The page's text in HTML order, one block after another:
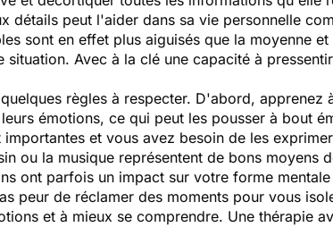
détails peut l'aider dans sa vie personnelle
sont en effet plus aiguisés que la moyenne
Avec à la clé une capacité à
règles à respecter. D'abord, apprenez
émotions, ce qui peut les pousser à bout
et vous avez besoin de les
ou la musique représentent de bons moyens
ont parfois un impact sur votre forme
peur de réclamer des moments pour vous
et à mieux se comprendre. Une thérapie